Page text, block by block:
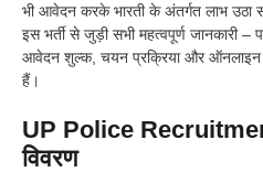
भी आवेदन करके भारती के अंतर्गत लाभ
इस भर्ती से जुड़ी सभी महत्वपूर्ण जानकारी –
आवेदन शुल्क, चयन प्रक्रिया और ऑनलाइन
हैं।
UP Police
विवरण